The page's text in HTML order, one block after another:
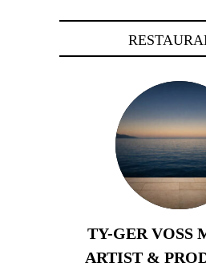
TY-GER VOSS
ARTIST &